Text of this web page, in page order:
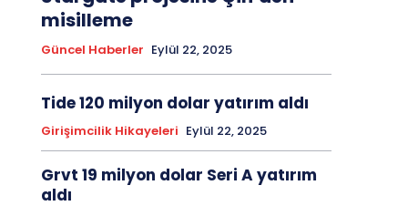
misilleme
Güncel Haberler Eylül 22, 2025
Tide 120 milyon dolar yatırım aldı
Girişimcilik Hikayeleri Eylül 22, 2025
Grvt 19 milyon dolar Seri A yatırım
aldı